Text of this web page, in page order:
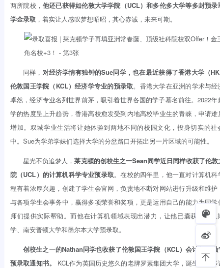
两所院校，他还已获得如伦敦大学学院（UCL）和多伦多大学等多封预录
学金录取 ，着实让人感叹梦想昭昭，其心赤诚，未来可期。
同样， 对经济学情有独钟的Sue同学，也在最近获得了香港大学（
伦敦国王学院（KCL）经济学专业的预录取。香港大学在亚洲的学术与经
卓然，经济专业名列世界前茅，吸引着世界各国的学子慕名前往。2022年
学的热度呈上升趋势，香港高校愈发受到内地高校毕业生的青睐，申请难
增加。双城学业生活将让她体验到两地不同的校园文化，投身切实的社
中。Sue为学弟学妹们选择大学的分岔路口开拓出另一片区域的可能性。
星光不负追梦人，莱克顿的创校生之一Sean同学近日同样收获了伦敦
院（UCL）的计算机科学专业预录取。在校的四年里，他一直对计算机科
程有着浓厚兴趣，创建了学生会官网，负责地不断对网站进行升级和维护
与各项学生会事务中，赢得多项荣誉和奖项，更是运用自己的能力为同学
师们提供实际帮助。而他在计算机领域表现出潜力，让他已囊获了布里
学、南安普顿大学和墨尔本大学预录取。
创校生之一的Nathan同学也收获了伦敦国王学院（KCL）会计与金融
预录取通知书。
KCL作为英国历史悠久的老牌罗素集团大学，诞生了许多